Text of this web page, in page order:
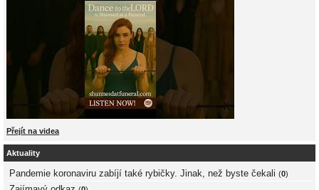
Přejít na videa
Aktuality
Pandemie koronaviru zabíjí také rybičky. Jinak, než byste čekali (0)